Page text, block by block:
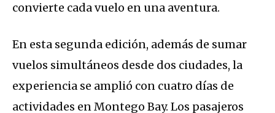
convierte cada vuelo en una aventura.
En esta segunda edición, además de sumar
vuelos simultáneos desde dos ciudades, la
experiencia se amplió con cuatro días de
actividades en Montego Bay. Los pasajeros